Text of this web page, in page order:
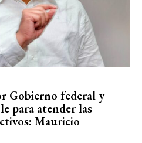
Gobierno federal y
para atender las
Mauricio